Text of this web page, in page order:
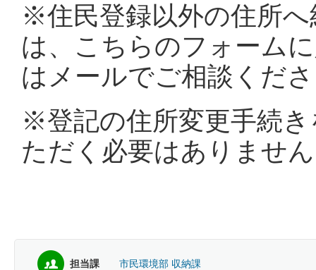
※住民登録以外の住所
は、こちらのフォーム
はメールでご相談くだ
※登記の住所変更手続
ただく必要はありませ
担当課 市民環境部 収納課